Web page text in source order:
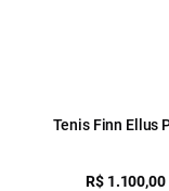
Tenis Finn Ellus
R$ 1.100,00